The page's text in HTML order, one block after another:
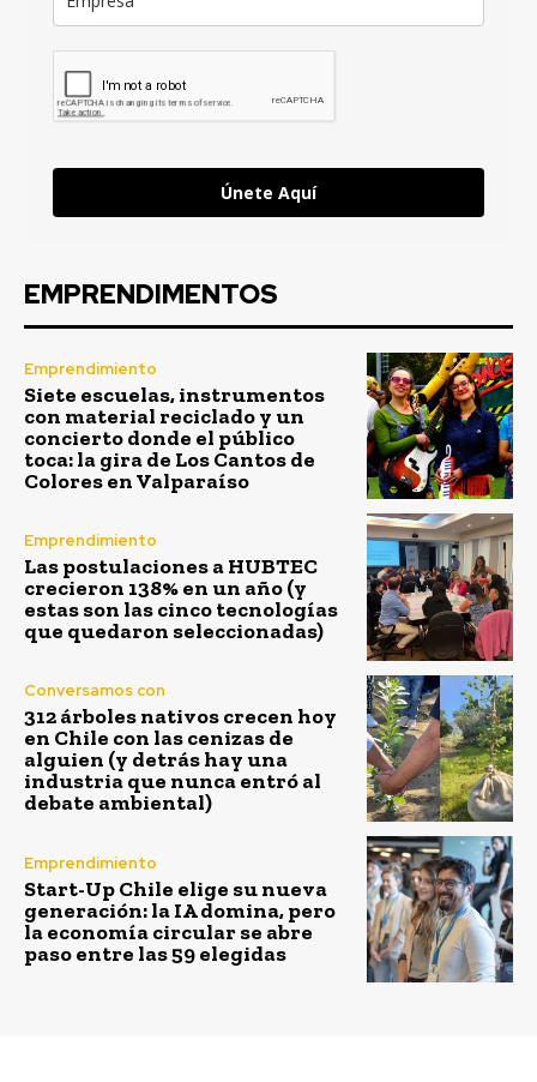
Únete Aquí
EMPRENDIMENTOS
Emprendimiento
Siete escuelas, instrumentos
con material reciclado y un
concierto donde el público
toca: la gira de Los Cantos de
Colores en Valparaíso
Emprendimiento
Las postulaciones a HUBTEC
crecieron 138% en un año (y
estas son las cinco tecnologías
que quedaron seleccionadas)
Conversamos con
312 árboles nativos crecen hoy
en Chile con las cenizas de
alguien (y detrás hay una
industria que nunca entró al
debate ambiental)
Emprendimiento
Start-Up Chile elige su nueva
generación: la IA domina, pero
la economía circular se abre
paso entre las 59 elegidas